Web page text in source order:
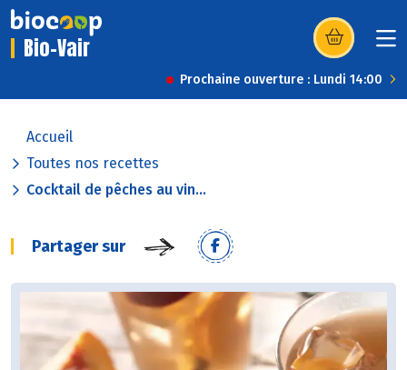
Bio-Vair (s’ouvre dans
Prochaine ouverture : Lundi 14:00
Accueil
Toutes nos recettes
Cocktail de pêches au vin...
Partager sur